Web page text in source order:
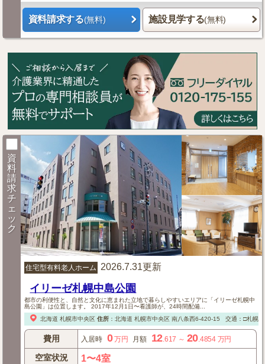
資料請求する(無料) 施設見学する(無料)
資
料
請
求
チ
ェ
ッ
ク
住宅型有料老人ホーム 2026.7.31更新
イリーゼ札幌中島公園
都市の利便性と、自然と文化に恵まれた立地で暮らしやすいエリアに「イリーゼ札幌中
島公園」は位置します。 2017年12月1日〜看護師が、24時間配備...
北海道 札幌市中央区 住所： 北海道 札幌市中央区南八条西6-420-15 交通：□札幌
費用 入居時 0万円 月額 12 .617 ～ 20 .4854 万円
空室状況 1〜4室